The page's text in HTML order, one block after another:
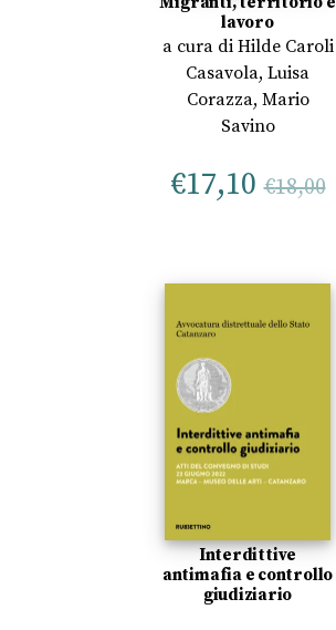
lavoro
a cura di Hilde Caroli
Casavola, Luisa
Corazza, Mario
Savino
€17,10 €18,00
Interdittive
antimafia e controllo
giudiziario